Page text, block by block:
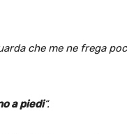
che me ne frega
a piedi“.